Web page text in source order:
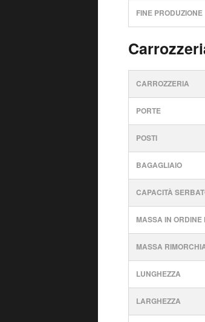
FINE PRODUZIONE
CARROZZERIA
PORTE
POSTI
BAGAGLIAIO
CAPACITÀ
MASSA IN
MASSA
LUNGHEZZA
LARGHEZZA